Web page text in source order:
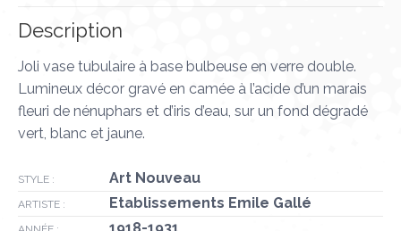
Description
Joli vase tubulaire à base bulbeuse en verre double.
Lumineux décor gravé en camée à l’acide d’un marais
fleuri de nénuphars et d’iris d’eau, sur un fond dégradé
vert, blanc et jaune.
STYLE : Art Nouveau
ARTISTE : Etablissements Emile Gallé